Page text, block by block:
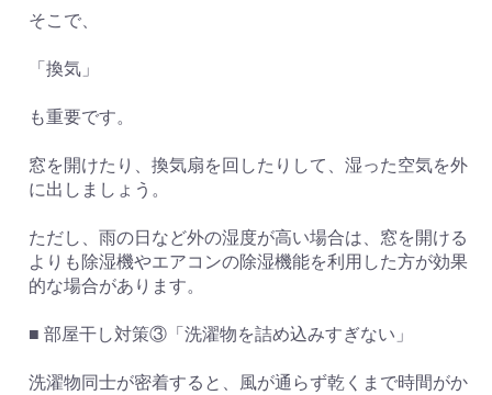
そこで、
「換気」
も重要です。
窓を開けたり、換気扇を回したりして、湿った空気を外
に出しましょう。
ただし、雨の日など外の湿度が高い場合は、窓を開ける
よりも除湿機やエアコンの除湿機能を利用した方が効果
的な場合があります。
■ 部屋干し対策③「洗濯物を詰め込みすぎない」
洗濯物同士が密着すると、風が通らず乾くまで時間がか